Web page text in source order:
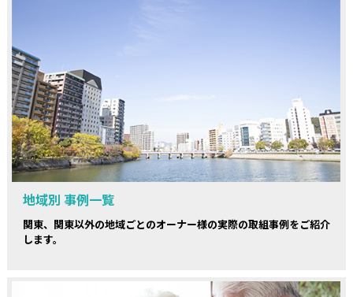
地域別 事例一覧
関東、関東以外の地域ごとのオーナー様の実際の取組事例をご紹介
します。